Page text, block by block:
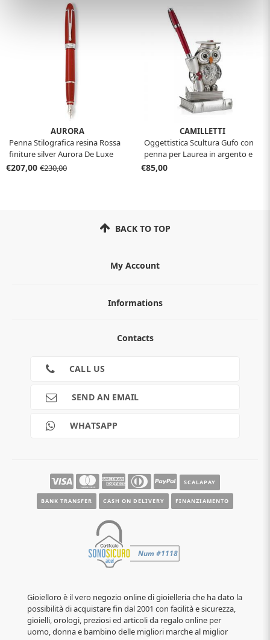
AURORA
Penna Stilografica resina Rossa
finiture silver Aurora De Luxe
con confezione
€207,00 €230,00
CAMILLETTI
Oggettistica Scultura Gufo con
penna per Laurea in argento e
smalti
€85,00
BACK TO TOP
My Account
Informations
TERMS AND CONDITIONS
PAYMENTS
Contacts
CALL US
SEND AN EMAIL
WHATSAPP
SCALAPAY
BANK TRANSFER CASH ON DELIVERY FINANZIAMENTO
Gioielloro è il vero negozio online di gioielleria che ha dato la
possibilità di acquistare fin dal 2001 con facilità e sicurezza,
gioielli, orologi, preziosi ed articoli da regalo online per
uomo, donna e bambino delle migliori marche al miglior